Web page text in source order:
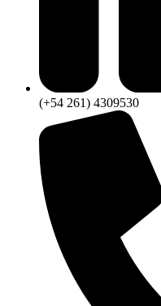
(+54 261) 4309530